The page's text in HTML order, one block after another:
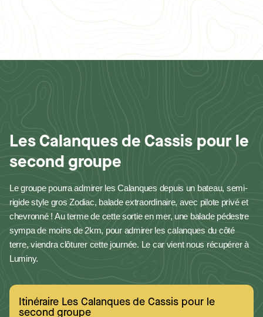
Les Calanques de Cassis pour le
second groupe
Le groupe pourra admirer les Calanques depuis un bateau, semi-
rigide style gros Zodiac, balade extraordinaire, avec pilote privé et
chevronné ! Au terme de cette sortie en mer, une balade pédestre
sympa de moins de 2km, pour admirer les calanques du côté
terre, viendra clôturer cette journée. Le car vient nous récupérer à
Luminy.
Itinéraire Les Calanques de Cassis pour le
second groupe